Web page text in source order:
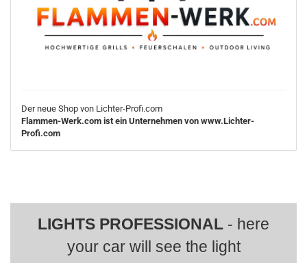
Der neue Shop von Lichter-Profi.com
Flammen-Werk.com ist ein Unternehmen von www.Lichter-
Profi.com
LIGHTS PROFESSIONAL - here
your car will see the light